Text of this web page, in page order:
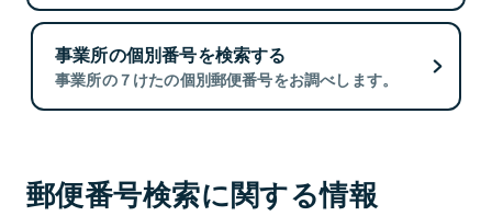
事業所の個別番号を検索する
事業所の７けたの個別郵便番号をお調べします。
郵便番号検索に関する情報